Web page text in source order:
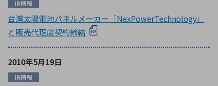
IR情報
台湾太陽電池パネルメーカー「NexPowerTechnology」
と販売代理店契約締結
2010年5月19日
IR情報